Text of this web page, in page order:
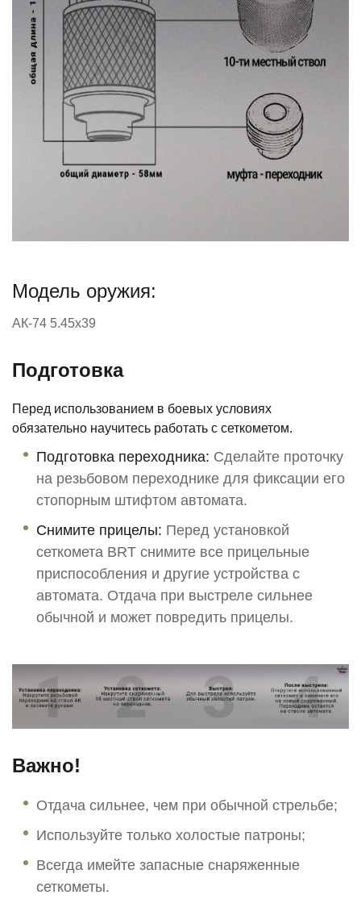
Модель оружия:
АК-74 5.45х39
Подготовка
Перед использованием в боевых условиях
обязательно научитесь работать с сеткометом.
Подготовка переходника: Сделайте проточку
на резьбовом переходнике для фиксации его
стопорным штифтом автомата.
Снимите прицелы: Перед установкой
сеткомета BRT снимите все прицельные
приспособления и другие устройства с
автомата. Отдача при выстреле сильнее
обычной и может повредить прицелы.
Важно!
Отдача сильнее, чем при обычной стрельбе;
Используйте только холостые патроны;
Всегда имейте запасные снаряженные
сеткометы.